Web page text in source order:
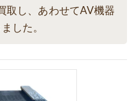
取し、あわせてAV機器
した。